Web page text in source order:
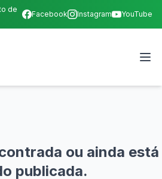
de
Facebook Instagram YouTube
ou ainda está
publicada.